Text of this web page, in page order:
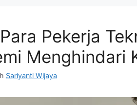
Pekerja
Menghindari
Sariyanti Wijaya